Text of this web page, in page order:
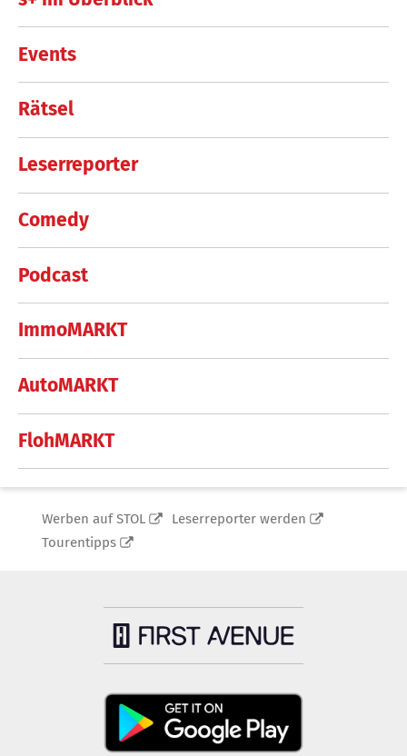
Events
Rätsel
Leserreporter
Comedy
Podcast
ImmoMARKT
AutoMARKT
FlohMARKT
Werben auf STOL
Leserreporter werden
Tourentipps